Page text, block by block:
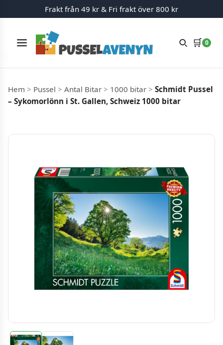
Hoppa till innehåll
Frakt från 49 kr & Fri frakt över 800 kr
Meny 🛒 0
Hem > Pussel > Antal Bitar > 1000 bitar > Schmidt Pussel
– Sykomorlönn i St. Gallen, Schweiz 1000 bitar